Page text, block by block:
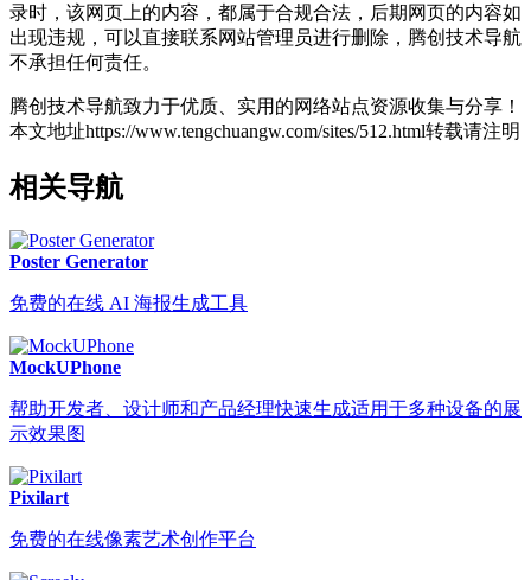
录时，该网页上的内容，都属于合规合法，后期网页的内容如
出现违规，可以直接联系网站管理员进行删除，腾创技术导航
不承担任何责任。
腾创技术导航致力于优质、实用的网络站点资源收集与分享！
本文地址https://www.tengchuangw.com/sites/512.html转载请注明
相关导航
Poster Generator
免费的在线 AI 海报生成工具
MockUPhone
帮助开发者、设计师和产品经理快速生成适用于多种设备的展
示效果图
Pixilart
免费的在线像素艺术创作平台